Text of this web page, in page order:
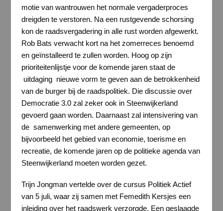
motie van wantrouwen het normale vergaderproces
dreigden te verstoren. Na een rustgevende schorsing
kon de raadsvergadering in alle rust worden afgewerkt.
Rob Bats verwacht kort na het zomerreces benoemd
en geïnstalleerd te zullen worden. Hoog op zijn
prioriteitenlijstje voor de komende jaren staat de
uitdaging nieuwe vorm te geven aan de betrokkenheid
van de burger bij de raadspolitiek. Die discussie over
Democratie 3.0 zal zeker ook in Steenwijkerland
gevoerd gaan worden. Daarnaast zal intensivering van
de samenwerking met andere gemeenten, op
bijvoorbeeld het gebied van economie, toerisme en
recreatie, de komende jaren op de politieke agenda van
Steenwijkerland moeten worden gezet.
Trijn Jongman vertelde over de cursus Politiek Actief
van 5 juli, waar zij samen met Femedith Kersjes een
inleiding over het raadswerk verzorgde. Een geslaagde